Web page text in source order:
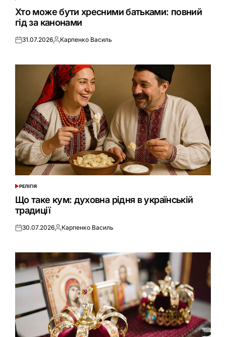
У
Хто може бути хресними батьками: повний
гід за канонами
Оприлюднено
31.07.2026Опубліковано
Карпенко Василь
ОПУБЛІКУВАТИ
У
РЕЛІГІЯ
Що таке кум: духовна рідня в українській
традиції
Оприлюднено
30.07.2026Опубліковано
Карпенко Василь